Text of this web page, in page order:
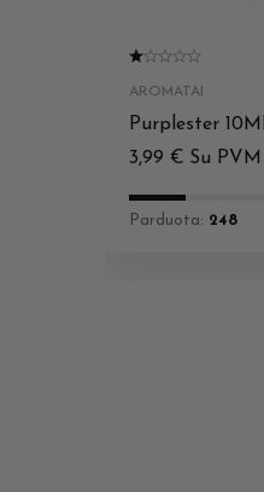
AROMATAI
Purplester
3,99 € Su PVM
Parduota: 248